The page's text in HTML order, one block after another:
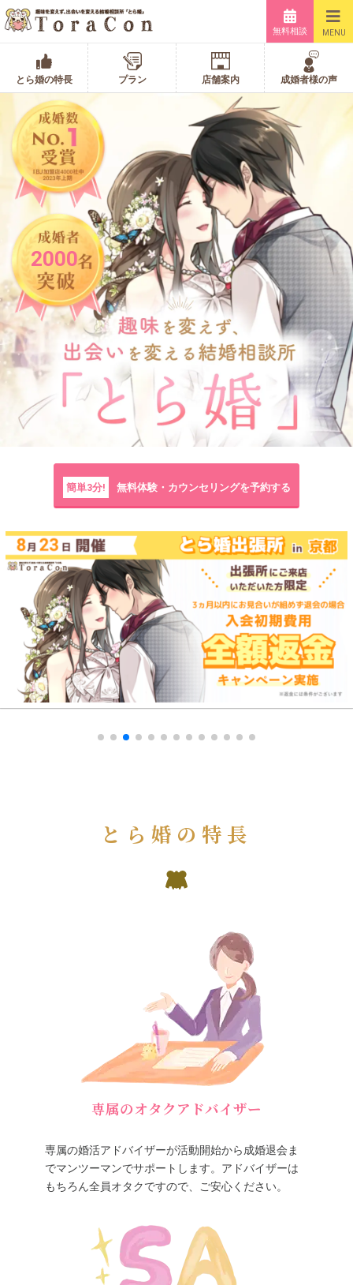
無料相談 MENU
とら婚の特長 プラン 店舗案内 成婚者様の声
2000
簡単3分! 無料体験・カウンセリングを予約する
とら婚の特長
専属のオタクアドバイザー
専属の婚活アドバイザーが活動開始から成婚退会ま
でマンツーマンでサポートします。アドバイザーは
もちろん全員オタクですので、ご安心ください。